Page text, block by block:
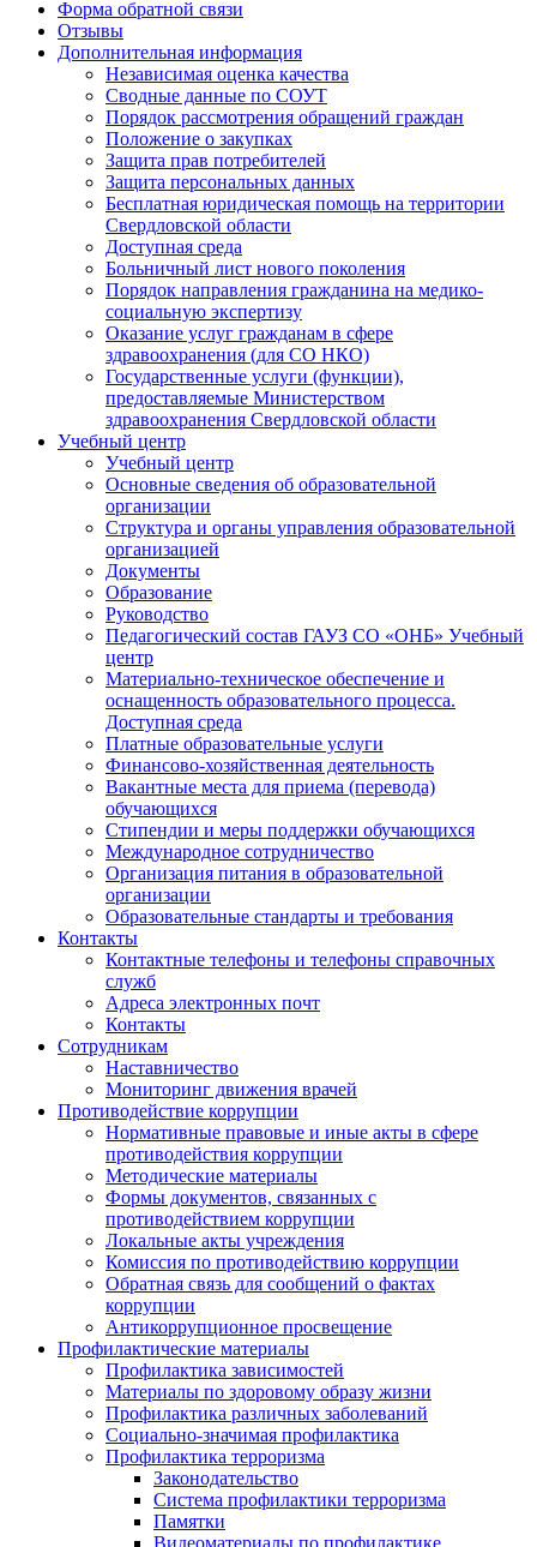
Форма обратной связи
Отзывы
Дополнительная информация
Независимая оценка качества
Сводные данные по СОУТ
Порядок рассмотрения обращений граждан
Положение о закупках
Защита прав потребителей
Защита персональных данных
Бесплатная юридическая помощь на территории
Свердловской области
Доступная среда
Больничный лист нового поколения
Порядок направления гражданина на медико-
социальную экспертизу
Оказание услуг гражданам в сфере
здравоохранения (для СО НКО)
Государственные услуги (функции),
предоставляемые Министерством
здравоохранения Свердловской области
Учебный центр
Учебный центр
Основные сведения об образовательной
организации
Структура и органы управления образовательной
организацией
Документы
Образование
Руководство
Педагогический состав ГАУЗ СО «ОНБ» Учебный
центр
Материально-техническое обеспечение и
оснащенность образовательного процесса.
Доступная среда
Платные образовательные услуги
Финансово-хозяйственная деятельность
Вакантные места для приема (перевода)
обучающихся
Стипендии и меры поддержки обучающихся
Международное сотрудничество
Организация питания в образовательной
организации
Образовательные стандарты и требования
Контакты
Контактные телефоны и телефоны справочных
служб
Адреса электронных почт
Контакты
Сотрудникам
Наставничество
Мониторинг движения врачей
Противодействие коррупции
Нормативные правовые и иные акты в сфере
противодействия коррупции
Методические материалы
Формы документов, связанных с
противодействием коррупции
Локальные акты учреждения
Комиссия по противодействию коррупции
Обратная связь для сообщений о фактах
коррупции
Антикоррупционное просвещение
Профилактические материалы
Профилактика зависимостей
Материалы по здоровому образу жизни
Профилактика различных заболеваний
Социально-значимая профилактика
Профилактика терроризма
Законодательство
Система профилактики терроризма
Памятки